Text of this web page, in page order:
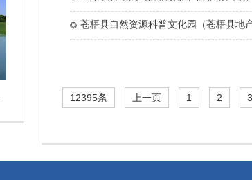
标开标时间的通知
苍梧县自然资源科普文化园（苍梧县地
12395条 上一页 1 2 3